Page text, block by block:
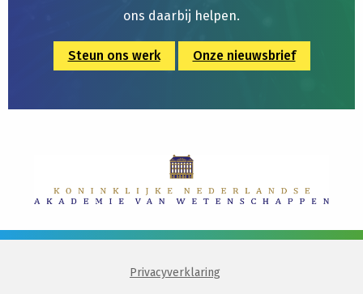
ons daarbij helpen.
Steun ons werk Onze nieuwsbrief
Privacyverklaring